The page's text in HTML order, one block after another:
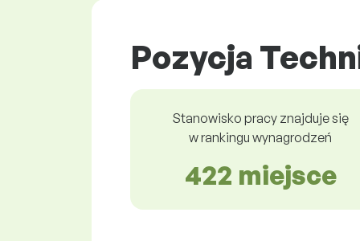
Pozycja
Stanowisko pracy znajduje się
w rankingu wynagrodzeń
422 miejsce